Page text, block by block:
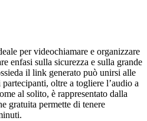
per videochiamare e organizzare
enfasi sulla sicurezza e sulla grande
il link generato può unirsi alle
oltre a togliere l’audio a
al solito, è rappresentato dalla
gratuita permette di tenere